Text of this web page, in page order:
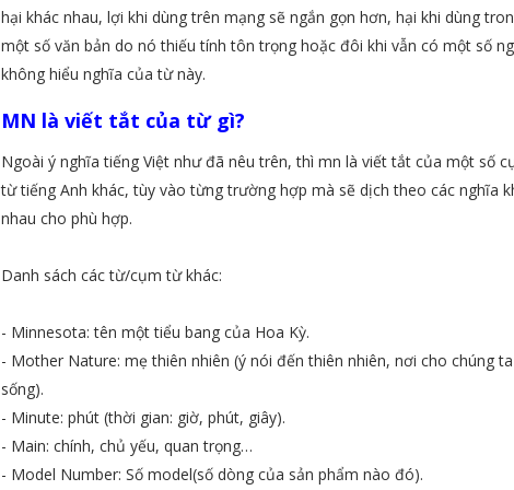
hại khác nhau, lợi khi dùng trên mạng sẽ ngắn gọn hơn, hại khi dùng
một số văn bản do nó thiếu tính tôn trọng hoặc đôi khi vẫn có một số
không hiểu nghĩa của từ này.
MN là viết tắt của từ gì?
Ngoài ý nghĩa tiếng Việt như đã nêu trên, thì mn là viết tắt của một số
từ tiếng Anh khác, tùy vào từng trường hợp mà sẽ dịch theo các nghĩa
nhau cho phù hợp.
Danh sách các từ/cụm từ khác:
- Minnesota: tên một tiểu bang của Hoa Kỳ.
- Mother Nature: mẹ thiên nhiên (ý nói đến thiên nhiên, nơi cho chúng
sống).
- Minute: phút (thời gian: giờ, phút, giây).
- Main: chính, chủ yếu, quan trọng…
- Model Number: Số model(số dòng của sản phẩm nào đó).